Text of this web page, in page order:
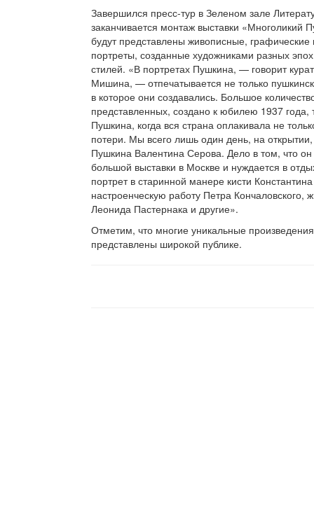
Завершился пресс-тур в Зеленом зале
заканчивается монтаж выставки «Многоликий
будут представлены живописные, графические
портреты, созданные художниками разных
стилей. «В портретах Пушкина, — говорит
Мишина, — отпечатывается не только
в которое они создавались. Большое
представленных, создано к юбилею 1937
Пушкина, когда вся страна оплакивала не
потери. Мы всего лишь один день, на
Пушкина Валентина Серова. Дело в том, что он
большой выставки в Москве и нуждается в
портрет в старинной манере кисти
настроенческую работу Петра Кончаловского,
Леонида Пастернака и другие».
Отметим, что многие уникальные
представлены широкой публике.